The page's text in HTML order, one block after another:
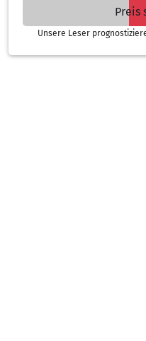
Preis
Unsere Leser